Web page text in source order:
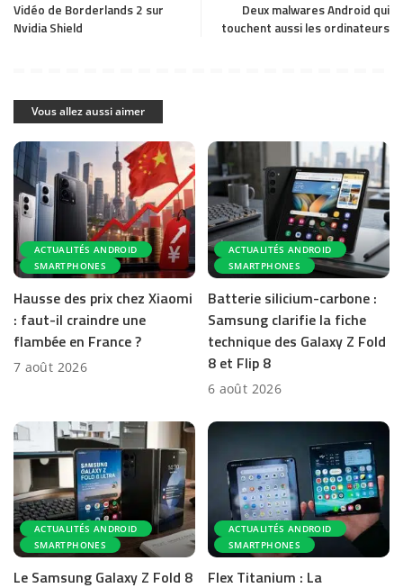
Vidéo de Borderlands 2 sur
Nvidia Shield
Deux malwares Android qui
touchent aussi les ordinateurs
Vous allez aussi aimer
ACTUALITÉS ANDROID
SMARTPHONES
Hausse des prix chez Xiaomi
: faut-il craindre une
flambée en France ?
7 août 2026
ACTUALITÉS ANDROID
SMARTPHONES
Batterie silicium-carbone :
Samsung clarifie la fiche
technique des Galaxy Z Fold
8 et Flip 8
6 août 2026
ACTUALITÉS ANDROID
SMARTPHONES
Le Samsung Galaxy Z Fold 8
ACTUALITÉS ANDROID
SMARTPHONES
Flex Titanium : La